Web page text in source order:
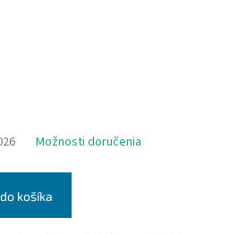
Možnosti doručenia
košíka